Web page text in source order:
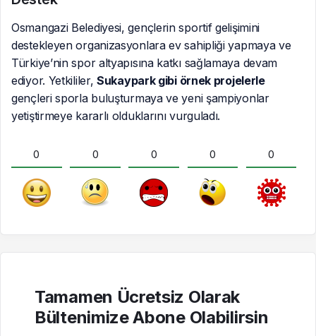
Osmangazi Belediyesi, gençlerin sportif gelişimini
destekleyen organizasyonlara ev sahipliği yapmaya ve
Türkiye’nin spor altyapısına katkı sağlamaya devam
ediyor. Yetkililer,Sukaypark gibi örnek projelerle
gençleri sporla buluşturmaya ve yeni şampiyonlar
yetiştirmeye kararlı olduklarını vurguladı.
0 0 0 0 0
Tamamen Ücretsiz Olarak
Bültenimize Abone Olabilirsin